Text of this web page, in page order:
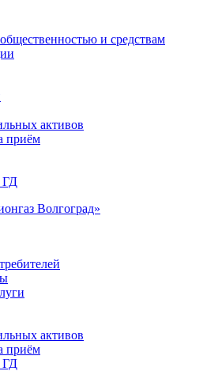
и средствам
активов
приём
ГД
активов
приём
ГД